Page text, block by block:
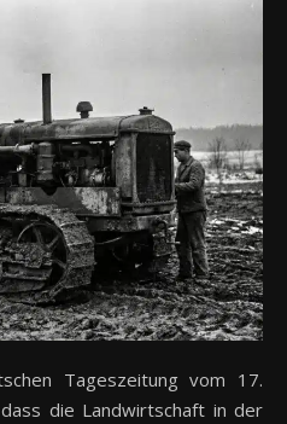
die Landwirtschaft in der